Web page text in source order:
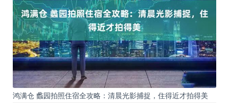
鸿满仓 蠡园拍照住宿全攻略：清晨光影捕捉，住得近才拍得美